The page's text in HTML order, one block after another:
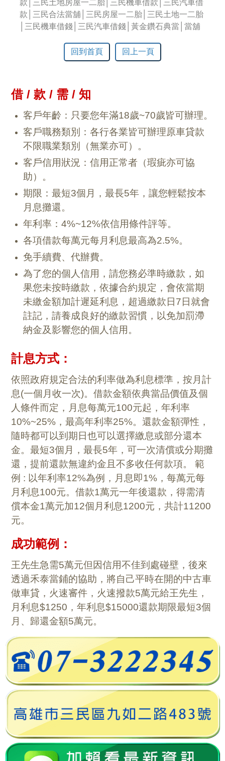
款│三民土地房屋一二胎│三民機車借款│三民汽車借
款│三民合法當舖│三民房屋一二胎│三民土地一二胎
│三民機車借錢│三民汽車借錢│黃金鑽石典當│當舖
回到首頁 回上一頁
借 / 款 / 需 / 知
客戶年齡：只要您年滿18歲~70歲皆可辦理。
客戶職務類別：各行各業皆可辦理原車貸款
不限職業類別（無業亦可）。
客戶信用狀況：信用正常者（瑕疵亦可協
助）。
期限：最短3個月，最長5年，讓您輕鬆按本
月息攤還。
年利率：4%~12%依信用條件評等。
各項借款每萬元每月利息最高為2.5%。
免手續費、代辦費。
為了您的個人信用，請您務必準時繳款，如
果您未按時繳款，依據合約規定，會依當期
未繳金額加計遲延利息，超過繳款日7日就會
註記，請養成良好的繳款習慣，以免加罰滯
納金及影響您的個人信用。
計息方式：
依照政府規定合法的利率做為利息標準，按月計
息(一個月收一次)。借款金額依典當品價值及個
人條件而定，月息每萬元100元起，年利率
10%~25%，最高年利率25%。還款金額彈性，
隨時都可以到期日也可以選擇繳息或部分還本
金。最短3個月，最長5年，可一次清償或分期攤
還，提前還款無違約金且不多收任何款項。 範
例 : 以年利率12%為例，月息即1%，每萬元每
月利息100元。借款1萬元一年後還款，得需清
償本金1萬元加12個月利息1200元，共計11200
元。
成功範例：
王先生急需5萬元但因信用不佳到處碰壁，後來
透過禾泰當鋪的協助，將自己平時在開的中古車
做車貸，火速審件，火速撥款5萬元給王先生，
月利息$1250，年利息$15000還款期限最短3個
月、歸還金額5萬元。